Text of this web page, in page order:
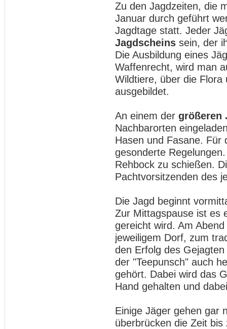
Zu den Jagdzeiten, die
Januar durch geführt
Jagdtage statt. Jeder
Jagdscheins sein, der
Die Ausbildung eines
Waffenrecht, wird man
Wildtiere, über die Flora
ausgebildet.
An einem der größeren
Nachbarorten
Hasen und Fasane. Für
gesonderte
Rehbock zu schießen.
Pachtvorsitzenden des
Die Jagd beginnt
Zur Mittagspause ist es
gereicht wird. Am
jeweiligem Dorf, zum
den Erfolg des
der "Teepunsch" auch
gehört. Dabei wird das
Hand gehalten und
Einige Jäger gehen gar
überbrücken die Zeit